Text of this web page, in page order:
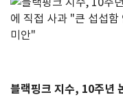
블랙핑크 지수, 10주년